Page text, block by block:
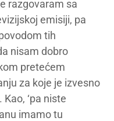
razgovaram sa
emisiji, pa
tih
nisam dobro
pretećem
za koje je izvesno
‘pa niste
imamo tu